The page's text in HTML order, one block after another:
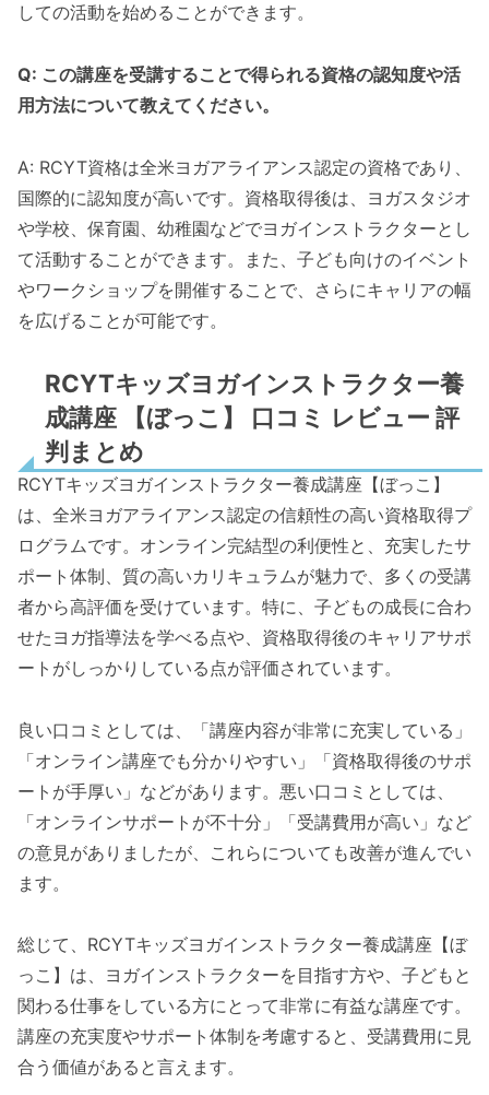
しての活動を始めることができます。
Q: この講座を受講することで得られる資格の認知度や活
用方法について教えてください。
A: RCYT資格は全米ヨガアライアンス認定の資格であり、
国際的に認知度が高いです。資格取得後は、ヨガスタジオ
や学校、保育園、幼稚園などでヨガインストラクターとし
て活動することができます。また、子ども向けのイベント
やワークショップを開催することで、さらにキャリアの幅
を広げることが可能です。
RCYTキッズヨガインストラクター養
成講座 【ぼっこ】 口コミ レビュー 評
判まとめ
RCYTキッズヨガインストラクター養成講座【ぼっこ】
は、全米ヨガアライアンス認定の信頼性の高い資格取得プ
ログラムです。オンライン完結型の利便性と、充実したサ
ポート体制、質の高いカリキュラムが魅力で、多くの受講
者から高評価を受けています。特に、子どもの成長に合わ
せたヨガ指導法を学べる点や、資格取得後のキャリアサポ
ートがしっかりしている点が評価されています。
良い口コミとしては、「講座内容が非常に充実している」
「オンライン講座でも分かりやすい」「資格取得後のサポ
ートが手厚い」などがあります。悪い口コミとしては、
「オンラインサポートが不十分」「受講費用が高い」など
の意見がありましたが、これらについても改善が進んでい
ます。
総じて、RCYTキッズヨガインストラクター養成講座【ぼ
っこ】は、ヨガインストラクターを目指す方や、子どもと
関わる仕事をしている方にとって非常に有益な講座です。
講座の充実度やサポート体制を考慮すると、受講費用に見
合う価値があると言えます。